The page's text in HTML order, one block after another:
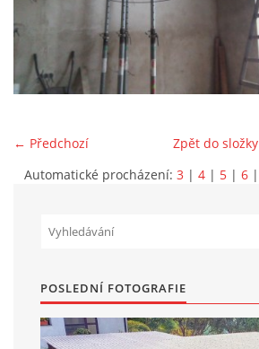
Marek Petruželka
549 46
zete@zete.cz
← Předchozí
Zpět do složky
Automatické procházení: 3 | 4 | 5 | 6 |
POSLEDNÍ FOTOGRAFIE